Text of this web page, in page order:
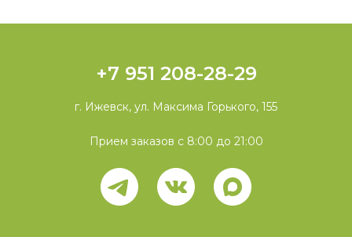
+7 951 208-28-29
г. Ижевск, ул. Максима Горького, 155
Прием заказов с 8:00 до 21:00